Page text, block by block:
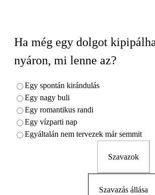
Ha még egy dolgot
nyáron, mi lenne az?
Egy spontán kirándulás
Egy nagy buli
Egy romantikus randi
Egy vízparti nap
Egyáltalán nem tervezek már semmit
Szavazok
Szavazás állása